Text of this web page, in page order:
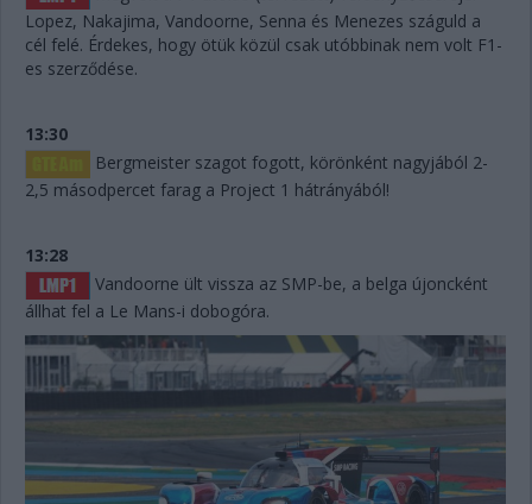
Lopez, Nakajima, Vandoorne, Senna és Menezes száguld a
cél felé. Érdekes, hogy ötük közül csak utóbbinak nem volt F1-
es szerződése.
13:30
Bergmeister szagot fogott, körönként nagyjából 2-
2,5 másodpercet farag a Project 1 hátrányából!
13:28
Vandoorne ült vissza az SMP-be, a belga újoncként
állhat fel a Le Mans-i dobogóra.